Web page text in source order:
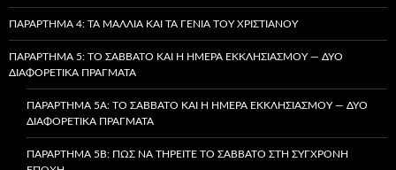
ΠΑΡΆΡΤΗΜΑ 4: ΤΑ ΜΑΛΛΙΆ ΚΑΙ ΤΑ ΓΈΝΙΑ ΤΟΥ ΧΡΙΣΤΙΑΝΟΎ
ΠΑΡΆΡΤΗΜΑ 5: ΤΟ ΣΆΒΒΑΤΟ ΚΑΙ Η ΗΜΈΡΑ ΕΚΚΛΗΣΙΑΣΜΟΎ — ΔΎΟ
ΔΙΑΦΟΡΕΤΙΚΆ ΠΡΆΓΜΑΤΑ
ΠΑΡΆΡΤΗΜΑ 5A: ΤΟ ΣΆΒΒΑΤΟ ΚΑΙ Η ΗΜΈΡΑ ΕΚΚΛΗΣΙΑΣΜΟΎ — ΔΎΟ
ΔΙΑΦΟΡΕΤΙΚΆ ΠΡΆΓΜΑΤΑ
ΠΑΡΆΡΤΗΜΑ 5B: ΠΏΣ ΝΑ ΤΗΡΕΊΤΕ ΤΟ ΣΆΒΒΑΤΟ ΣΤΗ ΣΎΓΧΡΟΝΗ